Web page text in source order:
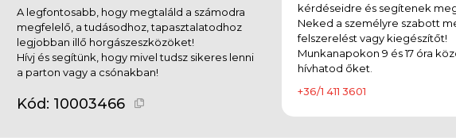
A legfontosabb, hogy megtaláld a számodra
megfelelő, a tudásodhoz, tapasztalatodhoz
legjobban illő horgászeszközöket!
Hívj és segítünk, hogy mivel tudsz sikeres lenni
a parton vagy a csónakban!
Kód: 10003466
kérdéseidre és segítenek
Neked a személyre szabott
felszerelést vagy kiegészítőt!
Munkanapokon 9 és 17 óra
hívhatod őket.
+36/1 411 3601